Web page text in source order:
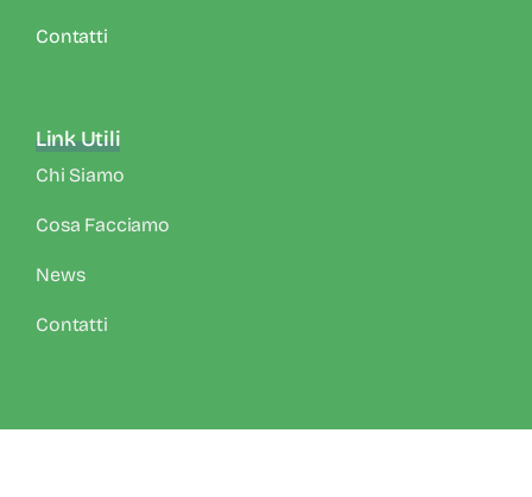
Contatti
Link Utili
Chi Siamo
Cosa Facciamo
News
Contatti